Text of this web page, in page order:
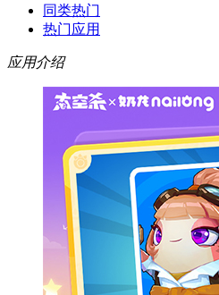
同类热门
热门应用
应用介绍